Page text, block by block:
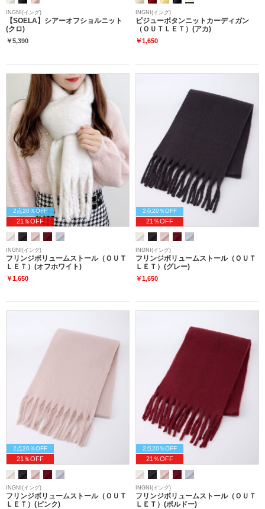
INGNI(イング)
【SOELA】シアーオフショルニット
(クロ)
￥5,390
INGNI(イング)
ビジューボタンニットカーディガン
（ＯＵＴＬＥＴ）(アカ)
￥1,650
2点20％OFF
21％OFF
INGNI(イング)
フリンジボリュームストール（ＯＵＴ
ＬＥＴ）(オフホワイト)
￥1,650
2点20％OFF
21％OFF
INGNI(イング)
フリンジボリュームストール（ＯＵＴ
ＬＥＴ）(グレー)
￥1,650
2点20％OFF
21％OFF
INGNI(イング)
フリンジボリュームストール（ＯＵＴ
ＬＥＴ）(ピンク)
2点20％OFF
21％OFF
INGNI(イング)
フリンジボリュームストール（ＯＵＴ
ＬＥＴ）(ボルドー)